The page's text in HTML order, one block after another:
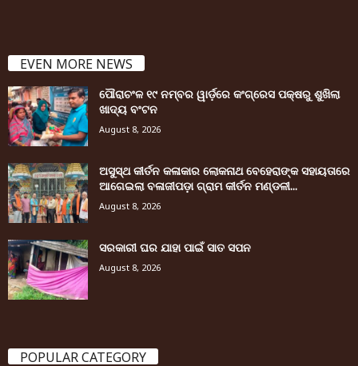
EVEN MORE NEWS
ପୌରାଚଂଳ ୧୯ ନମ୍ବର ୱାର୍ଡ଼ରେ କଂଗ୍ରେସ ପକ୍ଷରୁ ଶୁଖିଲା
ଖାଦ୍ୟ ବଂଟନ
August 8, 2026
ଅସୁସ୍ଥ କୀର୍ତନ କଳାକାର ଲୋକନାଥ ବେହେରାଙ୍କ ସହାୟତାରେ
ଆଗେଇଲା ବଳାଜୀପଡ଼ା ଗ୍ରାମ କୀର୍ତନ ମଣ୍ଡଳୀ...
August 8, 2026
ସରକାରୀ ଘର ଯାହା ପାଇଁ ସାତ ସପନ
August 8, 2026
POPULAR CATEGORY